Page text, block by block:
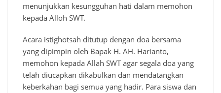
menunjukkan kesungguhan hati dalam memohon
kepada Alloh SWT.
Acara istighotsah ditutup dengan doa bersama
yang dipimpin oleh Bapak H. AH. Harianto,
memohon kepada Allah SWT agar segala doa yang
telah diucapkan dikabulkan dan mendatangkan
keberkahan bagi semua yang hadir. Para siswa dan